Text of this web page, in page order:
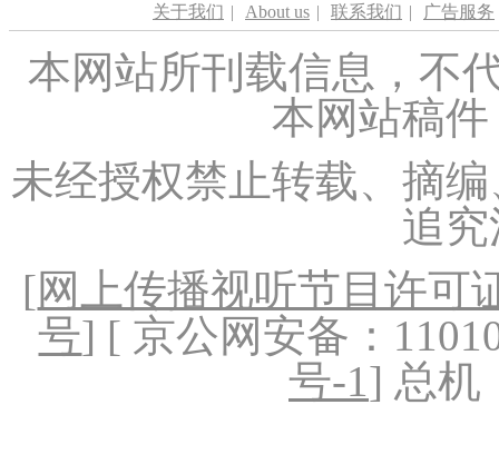
关于我们 | About us | 联系我们 | 广告服务
本网站所刊载信息，不
本网站稿
未经授权禁止转载、摘
追
[网上传播视听节目许可
号] [ 京公网安备：
号-1] 总机